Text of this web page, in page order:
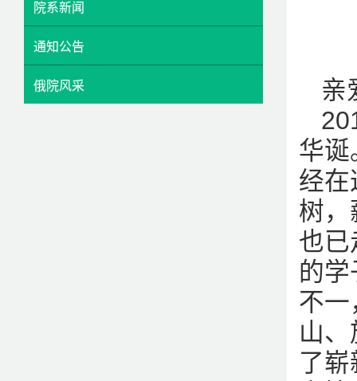
院系新闻
通知公告
俄院风采
亲
华诞
经在
树
也已
的
不一
山
了